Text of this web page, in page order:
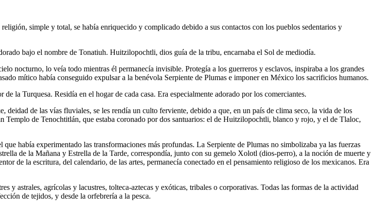
simple y total, se había enriquecido y complicado debido a sus contactos con los pueblos sedentarios y
bajo el nombre de Tonatiuh. Huitzilopochtli, dios guía de la tribu, encarnaba el Sol de mediodía.
nocturno, lo veía todo mientras él permanecía invisible. Protegía a los guerreros y esclavos, inspiraba a los grandes
mítico había conseguido expulsar a la benévola Serpiente de Plumas e imponer en México los sacrificios humanos.
la Turquesa. Residía en el hogar de cada casa. Era especialmente adorado por los comerciantes.
de las vías fluviales, se les rendía un culto ferviente, debido a que, en un país de clima seco, la vida de los
Templo de Tenochtitlán, que estaba coronado por dos santuarios: el de Huitzilopochtli, blanco y rojo, y el de Tlaloc,
había experimentado las transformaciones más profundas. La Serpiente de Plumas no simbolizaba ya las fuerzas
de la Mañana y Estrella de la Tarde, correspondía, junto con su gemelo Xolotl (dios-perro), a la noción de muerte y
de la escritura, del calendario, de las artes, permanecía conectado en el pensamiento religioso de los mexicanos. Era
y astrales, agrícolas y lacustres, tolteca-aztecas y exóticas, tribales o corporativas. Todas las formas de la actividad
de tejidos, y desde la orfebrería a la pesca.